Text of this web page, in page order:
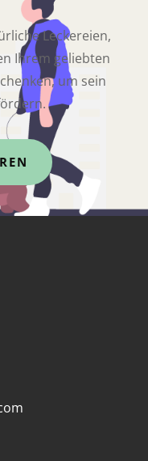
Leckereien,
Ihrem geliebten
um sein